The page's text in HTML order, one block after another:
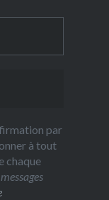
par
à tout
chaque